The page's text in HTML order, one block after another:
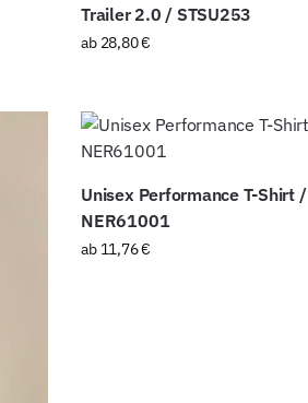
Trailer 2.0 / STSU253
ab 28,80€
Unisex Performance T-Shirt /
NER61001
ab 11,76€